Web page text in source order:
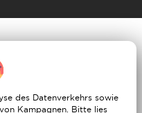
des Datenverkehrs sowie
Kampagnen. Bitte lies